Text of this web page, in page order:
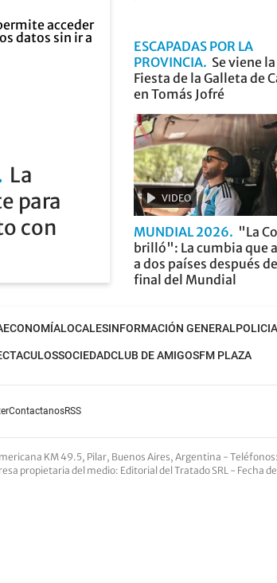
La
para
con
ESCAPADAS POR LA
PROVINCIA Se viene
Fiesta de la Galleta de
en Tomás Jofré
VIDEO
MUNDIAL 2026
"La
brilló": La cumbia que
a dos países después
final del Mundial
ECONOMÍALOCALESINFORMACIÓN GENERAL
SOCIEDADCLUB DE AMIGOSFM PLAZA
ContactanosRSS
KM 49.5, Pilar, Buenos Aires, Argentina -Teléfonos
propietaria del medio: Editorial del Tratado SRL - Fecha